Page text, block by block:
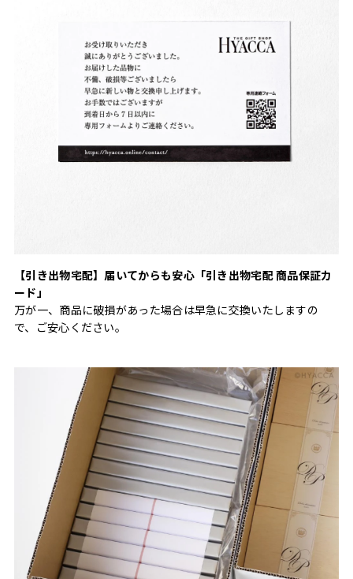
【引き出物宅配】届いてからも安心「引き出物宅配 商品保証カ
ード」
万が一、商品に破損があった場合は早急に交換いたしますの
で、ご安心ください。